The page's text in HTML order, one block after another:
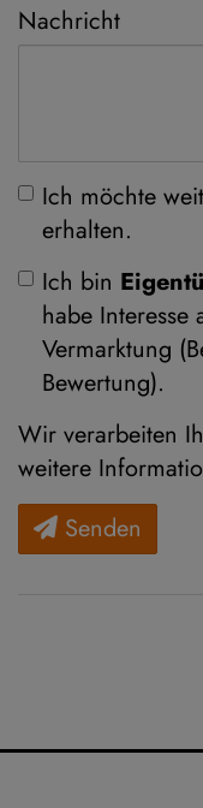
Nachricht
Ich möchte
erhalten.
Ich bin
habe
Vermarktung
Bewertung).
Wir verarbeiten
weitere
Senden